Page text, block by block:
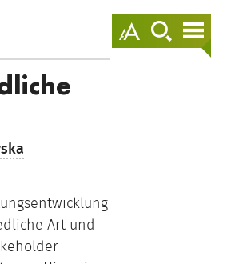
anzeigen
zur
Suche
springen
Art und